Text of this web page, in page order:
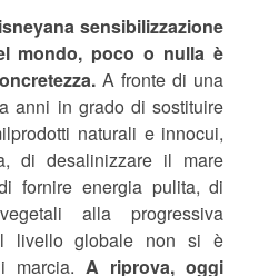
sensibilizzazione
mondo, poco o nulla è
A fronte di una
anni in grado di sostituire
naturali e innocui,
di desalinizzare il mare
fornire energia pulita, di
alla progressiva
livello globale non si è
marcia.A riprova, oggi